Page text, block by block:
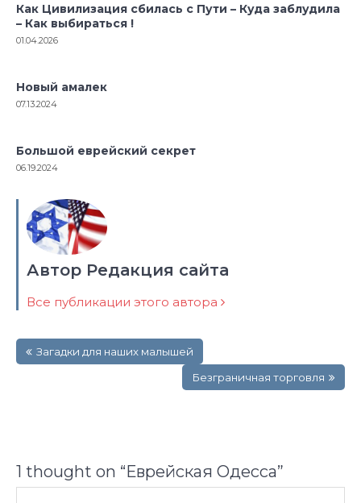
Как Цивилизация сбилась с Пути – Куда заблудила
– Как выбираться !
01.04.2026
Новый амалек
07.13.2024
Большой еврейский секрет
06.19.2024
Автор Редакция сайта
Все публикации этого автора
поЗагадки для наших малышей
Безграничная торговля
1 thought on “Еврейская Одесса”